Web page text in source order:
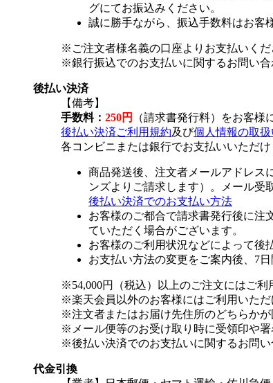
グにてお振込みください。
誠に勝手ながら、振込手数料はお客
※ご注文者様名義の口座よりお支払いく
※銀行振込でのお支払いに関するお問い合
後払い決済
【備考】
手数料： 250円
（請求書発行料）をお客様
後払い決済ご利用規約及び個人情報の取
各コンビニまたは銀行でお支払いいただけ
商品発送後、注文者メールアドレス
ンズよりご請求します）。メール受
後払い決済でのお支払い方法
お客様のご都合で請求書発行後に注
ていただく場合がございます。
お客様のご利用状況などによって後
お支払い方法の変更をご案内後、7
※54,000円（税込）以上のご注文にはご利
※楽天会員以外のお客様にはご利用いただ
※注文者またはお届け先住所のどちらか
※メール便等のお受け取り時に受領印や
※後払い決済でのお支払いに関するお問い
代金引換